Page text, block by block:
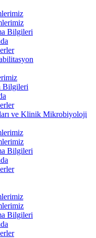
Bilgileri
Bilgileri
ve Klinik Mikrobiyoloji
Bilgileri
Bilgileri